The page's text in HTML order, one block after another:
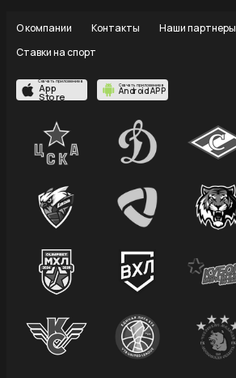
О компании Контакты Наши партнеры
Ставки на спорт
Скачать приложение в
App
Store
Скачать приложение в
Android APP